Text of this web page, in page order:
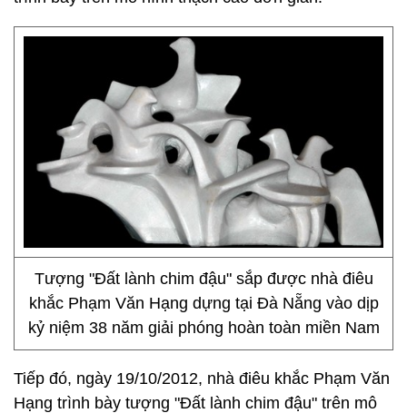
Tượng "Đất lành chim đậu" sắp được nhà điêu
khắc Phạm Văn Hạng dựng tại Đà Nẵng vào dịp
kỷ niệm 38 năm giải phóng hoàn toàn miền Nam
Tiếp đó, ngày 19/10/2012, nhà điêu khắc Phạm Văn
Hạng trình bày tượng "Đất lành chim đậu" trên mô